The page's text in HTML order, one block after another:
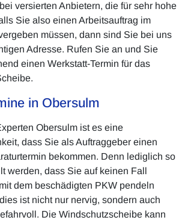
versierten Anbietern, die für sehr hohe
Sie also einen Arbeitsauftrag im
müssen, dann sind Sie bei uns
Adresse. Rufen Sie an und Sie
einen Werkstatt-Termin für das
in Obersulm
Obersulm ist es eine
dass Sie als Auftraggeber einen
bekommen. Denn lediglich so
werden, dass Sie auf keinen Fall
dem beschädigten PKW pendeln
ist nicht nur nervig, sondern auch
Die Windschutzscheibe kann